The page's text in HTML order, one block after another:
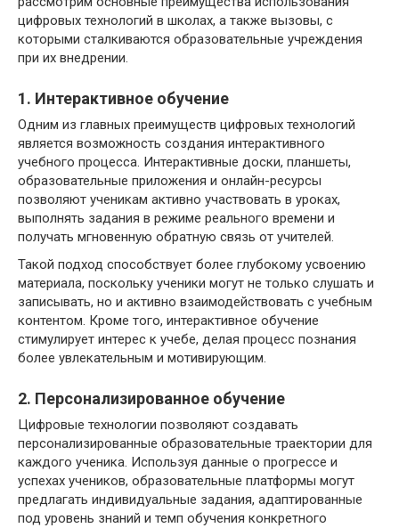
цифровых технологий в школах, а также вызовы, с
которыми сталкиваются образовательные учреждения
при их внедрении.
1. Интерактивное обучение
Одним из главных преимуществ цифровых технологий
является возможность создания интерактивного
учебного процесса. Интерактивные доски, планшеты,
образовательные приложения и онлайн-ресурсы
позволяют ученикам активно участвовать в уроках,
выполнять задания в режиме реального времени и
получать мгновенную обратную связь от учителей.
Такой подход способствует более глубокому усвоению
материала, поскольку ученики могут не только слушать и
записывать, но и активно взаимодействовать с учебным
контентом. Кроме того, интерактивное обучение
стимулирует интерес к учебе, делая процесс познания
более увлекательным и мотивирующим.
2. Персонализированное обучение
Цифровые технологии позволяют создавать
персонализированные образовательные траектории для
каждого ученика. Используя данные о прогрессе и
успехах учеников, образовательные платформы могут
предлагать индивидуальные задания, адаптированные
под уровень знаний и темп обучения конкретного